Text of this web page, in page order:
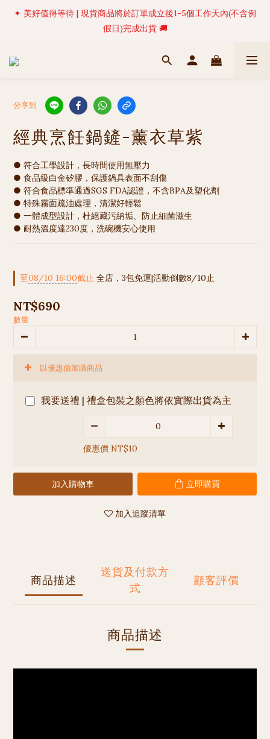
✦ 美好值得等待 | 現貨商品將於訂單成立後1-5個工作天內(不含例
假日)完成出貨 🚚
✨ Welcome to HESTIA！新朋友專屬見面禮 | 註冊會員即享 $50
✦ 美好值得等待 | 現貨商品將於訂單成立後1-5個工作天內(不含例
假日)完成出貨 🚚
分享到
經典烹飪鍋鏟-薰衣草紫
● 符合工學設計，長時間使用無壓力
● 食品級白金矽膠，保護鍋具表面不刮傷
● 符合食品標準通過SGS FDA認證，不含BPA及塑化劑
● 特殊霧面疏油處理，清潔好輕鬆
● 一體成型設計，杜絕藏污納垢、防止細菌滋生
● 耐熱溫度達230度，洗碗機安心使用
至08/10 16:00截止 全店，3包免運|活動倒數8/10止
NT$690
數量
以優惠價加購商品
我要送禮 | 禮盒包裝之顏色將依實際出貨為主
優惠價 NT$10
加入購物車 立即購買
加入追蹤清單
商品描述
送貨及付款方
式
顧客評價
商品描述